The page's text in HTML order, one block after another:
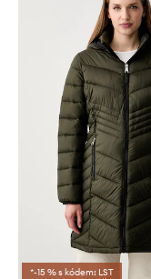
*-15 % s kódem: LST